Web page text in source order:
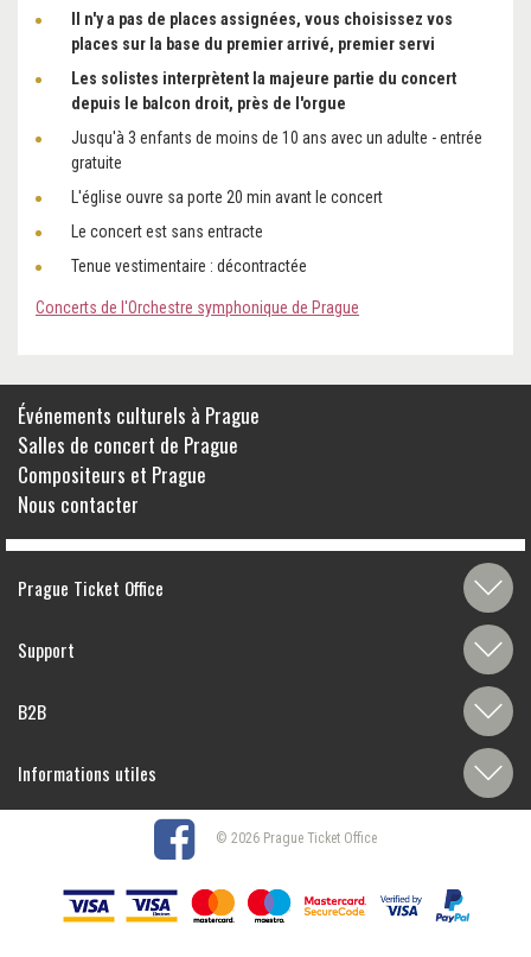
Il n'y a pas de places assignées, vous choisissez vos
places sur la base du premier arrivé, premier servi
Les solistes interprètent la majeure partie du concert
depuis le balcon droit, près de l'orgue
Jusqu'à 3 enfants de moins de 10 ans avec un adulte - entrée
gratuite
L'église ouvre sa porte 20 min avant le concert
Le concert est sans entracte
Tenue vestimentaire : décontractée
Concerts de l'Orchestre symphonique de Prague
Événements culturels à Prague
Salles de concert de Prague
Compositeurs et Prague
Nous contacter
Prague Ticket Office
Support
B2B
Informations utiles
© 2026 Prague Ticket Office